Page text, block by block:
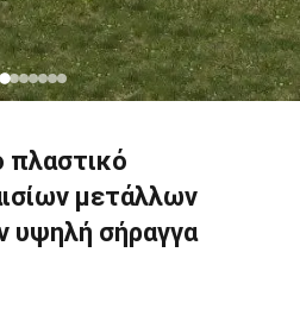
πλαστικό
μετάλλων
υψηλή σήραγγα